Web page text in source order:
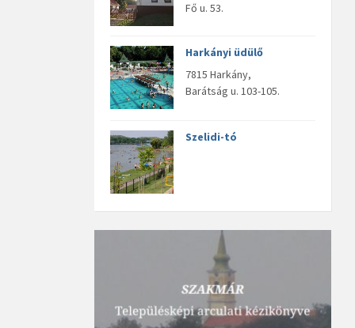
Fő u. 53.
Harkányi üdülő
7815 Harkány,
Barátság u. 103-105.
Szelidi-tó